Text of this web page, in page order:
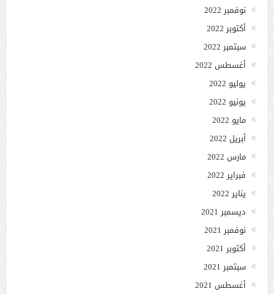
نوفمبر 2022
أكتوبر 2022
سبتمبر 2022
أغسطس 2022
يوليو 2022
يونيو 2022
مايو 2022
أبريل 2022
مارس 2022
فبراير 2022
يناير 2022
ديسمبر 2021
نوفمبر 2021
أكتوبر 2021
سبتمبر 2021
أغسطس 2021